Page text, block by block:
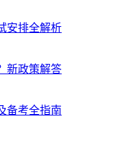
安排全解析
新政策解答
备考全指南